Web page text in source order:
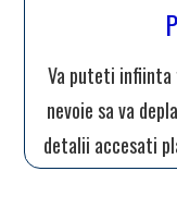
Va puteti infiinta
nevoie sa va
detalii accesati